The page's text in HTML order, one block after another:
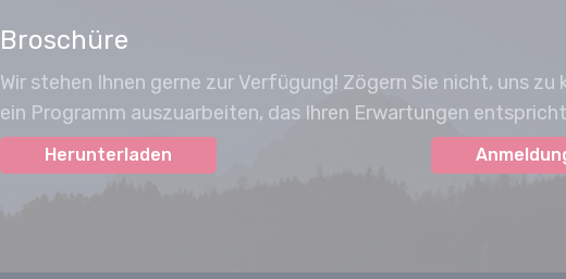
Broschüre
Wir stehen Ihnen gerne zur Verfügung! Zögern Sie nicht, uns
ein Programm auszuarbeiten, das Ihren Erwartungen
Herunterladen